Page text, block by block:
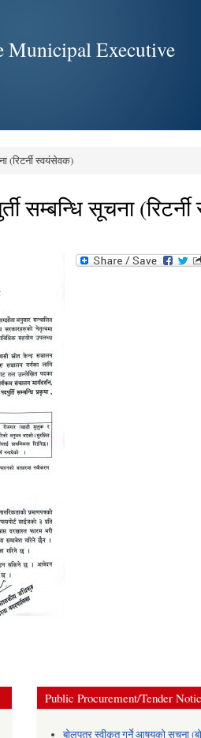
Municipal Executive
(रिटर्नी स्वयंसेवक)
सम्बन्धि सूचना
Public Procurement/Tender
बोलपत्र स्वीकृत गर्ने आषयको सूचना